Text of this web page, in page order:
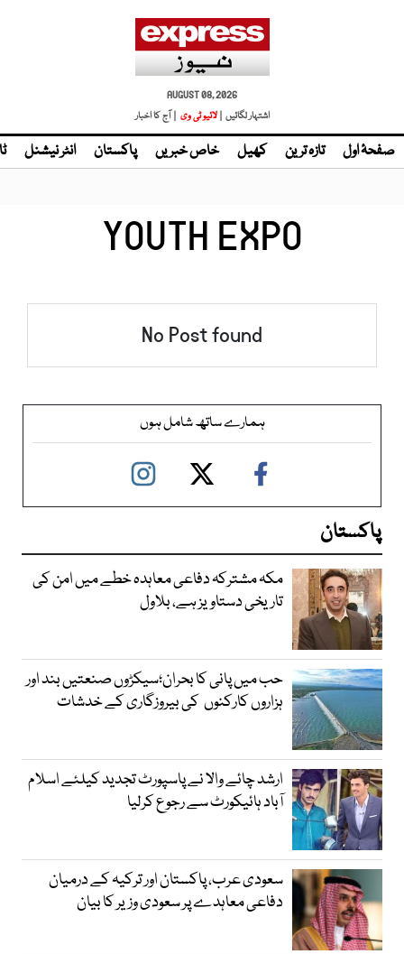
AUGUST 08, 2026
اشتہار لگائیں | لائیو ٹی وی | آج کا اخبار
صفحۂ اول تازہ ترین کھیل خاص خبریں پاکستان انٹر نیشنل
YOUTH EXPO
No Post found
ہمارے ساتھ شامل ہوں
پاکستان
مکہ مشترکہ دفاعی معاہدہ خطے میں امن کی
تاریخی دستاویز ہے، بلاول
حب میں پانی کا بحران؛سیکڑوں صنعتیں بند اور
ہزاروں کارکنوں کی بیروزگاری کے خدشات
ارشد چائے والا نے پاسپورٹ تجدید کیلئے اسلام
آباد ہائیکورٹ سے رجوع کرلیا
سعودی عرب، پاکستان اور ترکیہ کے درمیان
دفاعی معاہدے پر سعودی وزیر کا بیان